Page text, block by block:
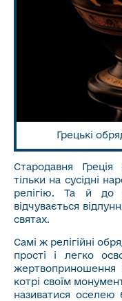
Грецькі
Стародавня
тільки на сусідні
релігію. Та й до
відчувається
святах.
Самі ж релігійні
прості і легко
жертвоприношення
котрі своїм
називатися оселею